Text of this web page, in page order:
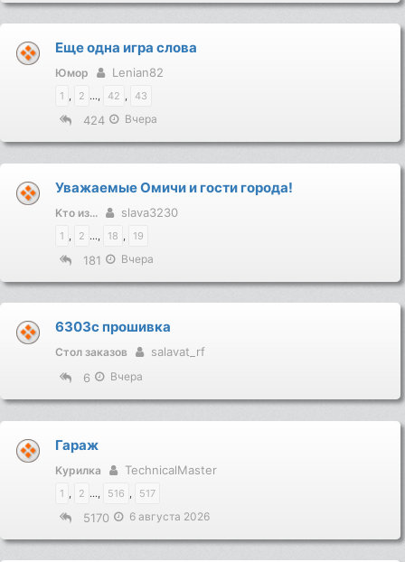
Еще одна игра слова
Юмор Lenian82
1 , 2 ..., 42 , 43
424 Вчера
Уважаемые Омичи и гости города!
Kто из... slava3230
1 2 ..., 18 19
181 Вчера
6303с прошивка
Стол заказов
salavat_rf
6
Вчера
Гараж
Kурилка TechnicalMaster
1 , 2 ..., 516 , 517
5170 6 августа 2026